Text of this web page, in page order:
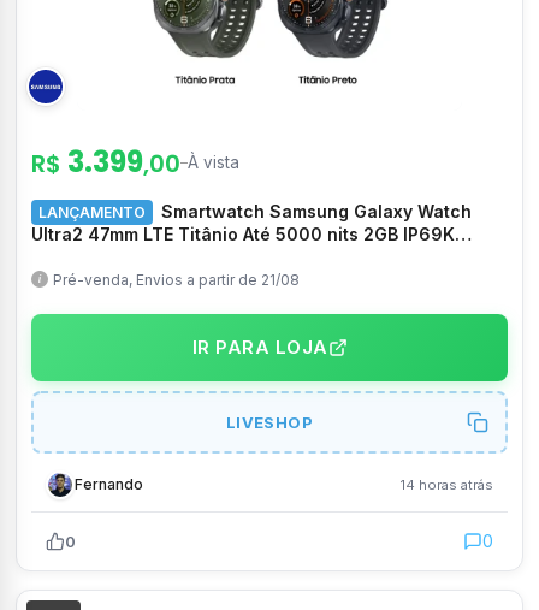
R$ 3.399,00–À vista
LANÇAMENTO
Smartwatch Samsung Galaxy Watch
Ultra2 47mm LTE Titânio Até 5000 nits 2GB IP69K
Pré-venda, Envios a partir de 21/08
IR PARA LOJA
LIVESHOP
Fernando 14 horas atrás
0 0